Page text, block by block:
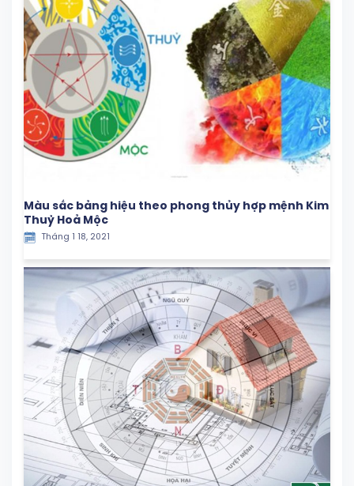
Màu sắc bảng hiệu theo phong thủy hợp mệnh Kim
Thuỷ Hoả Mộc
Tháng 1 18, 2021